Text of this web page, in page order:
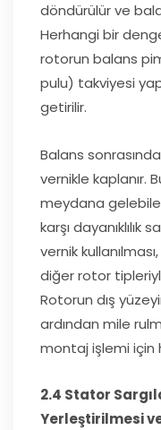
döndürülür ve
Herhangi bir
rotorun balans
pulu) takviyesi
getirilir.
Balans
vernikle kaplanır.
meydana
karşı dayanıklılık
vernik
diğer rotor
Rotorun dış
ardından mile
montaj işlemi için
2.4 Stator
Yerleştirilmesi